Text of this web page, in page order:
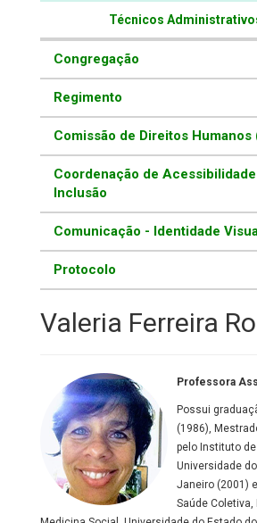
Técnicos
Congregação
Regimento
Comissão de Direitos Humanos
Coordenação de
Inclusão
Comunicação - Identidade
Protocolo
Valeria Ferreira
Professora
Possui
(1986),
pelo Instituto
Universidade
Janeiro (2001)
Saúde